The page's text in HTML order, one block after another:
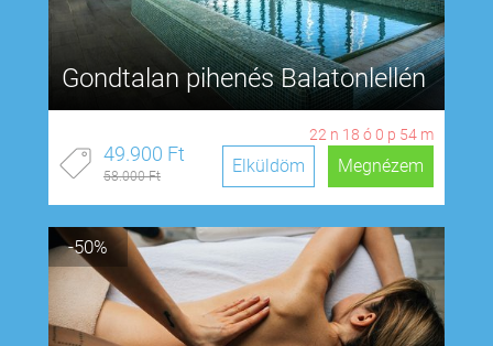
Gondtalan pihenés Balatonlellén
22 n 18 ó0 p 53 m
49.900 Ft
58.000 Ft Megnézem
Elküldöm
-50%